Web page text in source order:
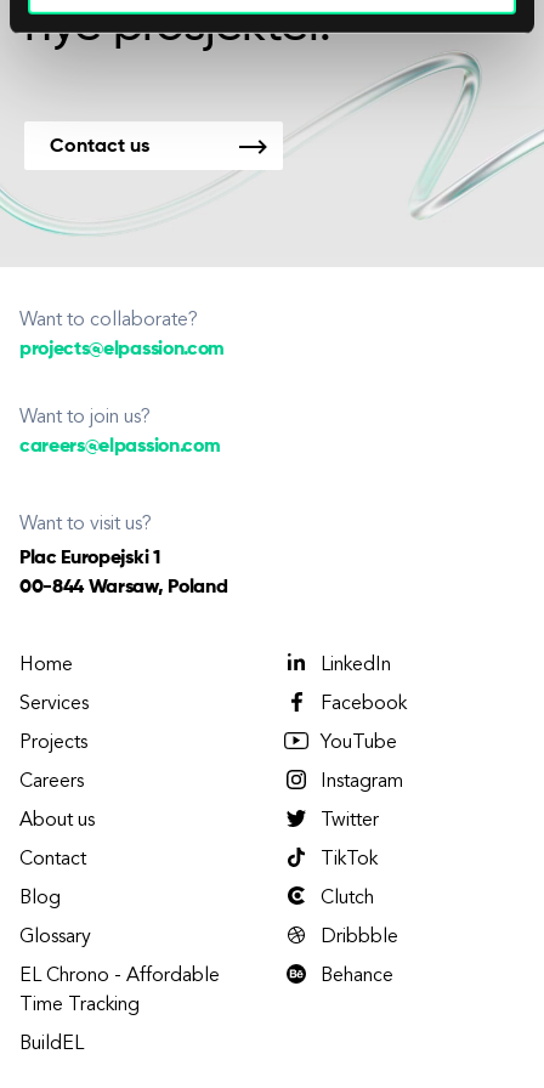
nye prosjekter.
Contact us
Want to collaborate?
projects@elpassion.com
Want to join us?
careers@elpassion.com
Want to visit us?
Plac Europejski 1
00-844 Warsaw, Poland
Home
Services
Projects
Careers
About us
Contact
Blog
Glossary
EL Chrono - Affordable
Time Tracking
BuildEL
LinkedIn
Facebook
YouTube
Instagram
Twitter
TikTok
Clutch
Dribbble
Behance